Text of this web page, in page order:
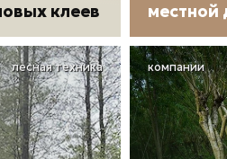
клеев
местной
лесная техника компании